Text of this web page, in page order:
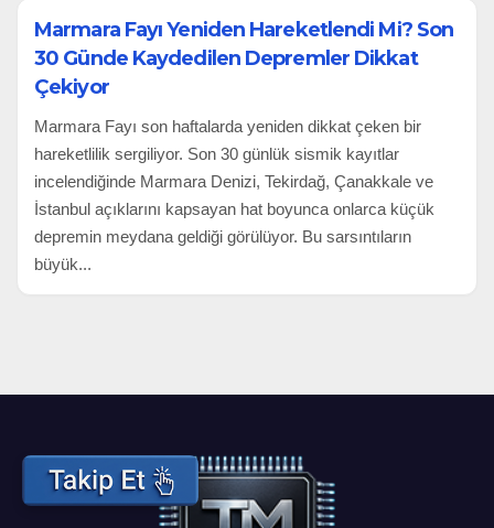
Marmara Fayı Yeniden Hareketlendi Mi? Son
30 Günde Kaydedilen Depremler Dikkat
Çekiyor
Marmara Fayı son haftalarda yeniden dikkat çeken bir
hareketlilik sergiliyor. Son 30 günlük sismik kayıtlar
incelendiğinde Marmara Denizi, Tekirdağ, Çanakkale ve
İstanbul açıklarını kapsayan hat boyunca onlarca küçük
depremin meydana geldiği görülüyor. Bu sarsıntıların
büyük...